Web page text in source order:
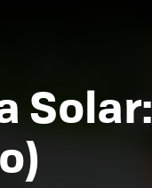
Solar: